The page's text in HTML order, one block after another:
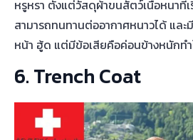
หรูหรา ตั้งแต่วัสดุผ้าขนสัตว์เนื้อหนาที่เ
สามารถทนทานต่ออากาศหนาวได้ แล
หน้า ฮู้ด แต่มีข้อเสียคือค่อนข้างหนักท
6. Trench Coat